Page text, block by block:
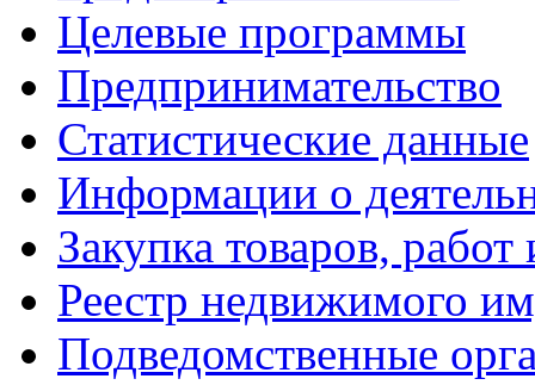
Целевые программы
Предпринимательство
Статистические данные
Информации о
Закупка товаров, работ
Реестр недвижимого
Подведомственные